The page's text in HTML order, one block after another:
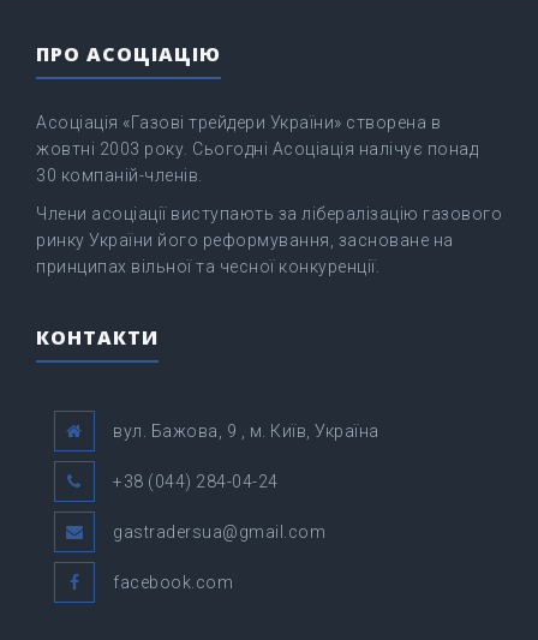
ПРО АСОЦІАЦІЮ
Асоціація «Газові трейдери України» створена в
жовтні 2003 року. Сьогодні Асоціація налічує понад
30 компаній-членів.
Члени асоціації виступають за лібералізацію газового
ринку України його реформування, засноване на
принципах вільної та чесної конкуренції.
КОНТАКТИ
вул. Бажова, 9 , м. Київ, Україна
+38 (044) 284-04-24
gastradersua@gmail.com
facebook.com